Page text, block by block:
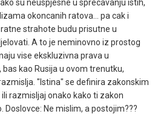
su neuspjesne u sprecavanju istih,
okoncanih ratova... pa cak i
strahote budu prisutne u
A to je neminovno iz prostog
vise ekskluzivna prava u
kao Rusija u ovom trenutku,
"Istina" se definira zakonskim
razmisljaj onako kako ti zakon
Doslovce: Ne mislim, a postojim???